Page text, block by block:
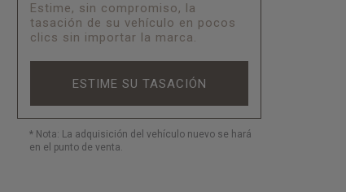
Estime, sin compromiso, la
tasación de su vehículo en pocos
clics sin importar la marca.
ESTIME SU TASACIÓN
* Nota: La adquisición del vehículo nuevo se hará
en el punto de venta.